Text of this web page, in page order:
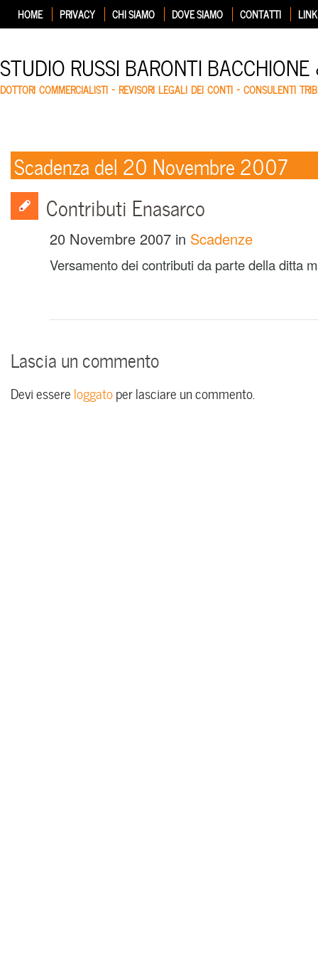
HOME PRIVACY CHI SIAMO DOVE SIAMO CONTATTI LINK
STUDIO RUSSI BARONTI
DOTTORI COMMERCIALISTI – REVISORI LEGALI DEI CONTI – CONSULENTI
Scadenza del 20 Novembre 2007
Contributi Enasarco
20 Novembre 2007 in Scadenze
Versamento dei contributi da parte della ditta
Lascia un commento
Devi essere loggatoper lasciare un commento.